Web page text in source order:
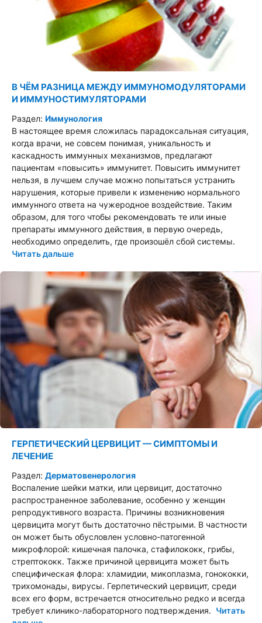
В ЧЁМ РАЗНИЦА МЕЖДУ ИММУНОМОДУЛЯТОРАМИ
И ИММУНОСТИМУЛЯТОРАМИ
Раздел: Иммунология
В настоящее время сложилась парадоксальная ситуация,
когда врачи, не совсем понимая, уникальность и
каскадность иммунных механизмов, предлагают
пациентам «повысить» иммунитет. Повысить иммунитет
нельзя, в лучшем случае можно попытаться устранить
нарушения, которые привели к изменению нормального
иммунного ответа на чужеродное воздействие. Таким
образом, для того чтобы рекомендовать те или иные
препараты иммунного действия, в первую очередь,
необходимо определить, где произошёл сбой системы.
Читать дальше
ГЕРПЕТИЧЕСКИЙ ЦЕРВИЦИТ — СИМПТОМЫ И
ЛЕЧЕНИЕ
Раздел: Дерматовенерология
Воспаление шейки матки, или цервицит, достаточно
распространенное заболевание, особенно у женщин
репродуктивного возраста. Причины возникновения
цервицита могут быть достаточно пёстрыми. В частности
он может быть обусловлен условно-патогенной
микрофлорой: кишечная палочка, стафилококк, грибы,
стрептококк. Также причиной цервицита может быть
специфическая флора: хламидии, микоплазма, гонококки,
трихомонады, вирусы. Герпетический цервицит, среди
всех его форм, встречается относительно редко и всегда
требует клинико-лабораторного подтверждения. Читать